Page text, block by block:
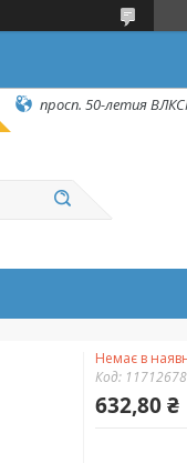
просп. 50-летия
Немає в
Код: 11712678
632,80 ₴